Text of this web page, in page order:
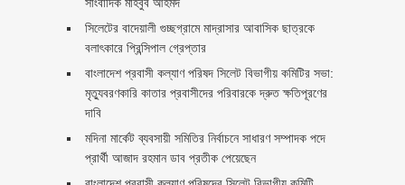
সিলেটের বাদেয়ালী গুচ্ছগ্রামে মাদ্রাসার আবাসিক ছাত্রকে
বলাৎকারে প্রিন্সিপাল গ্রেপ্তার ‎
বাংলাদেশ প্রবাসী কল্যাণ পরিষদ সিলেট বিভাগীয় কমিটির সভা:
মৃত্যুবরণকারি কাতার প্রবাসীদের পরিবারকে দ্রুত ক্ষতিপূরণের
দাবি
মদিনা মার্কেট ব্যবসায়ী সমিতির নির্বাচনে সাধারণ সম্পাদক পদে
প্রার্থী আজাদ রহমান ডাব প্রতীক পেয়েছেন ‎